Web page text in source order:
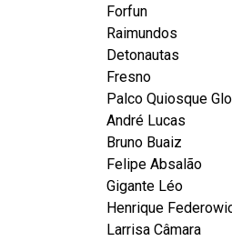
Forfun
Raimundos
Detonautas
Fresno
Palco Quiosque
André Lucas
Bruno Buaiz
Felipe Absalão
Gigante Léo
Henrique
Larrisa Câmara